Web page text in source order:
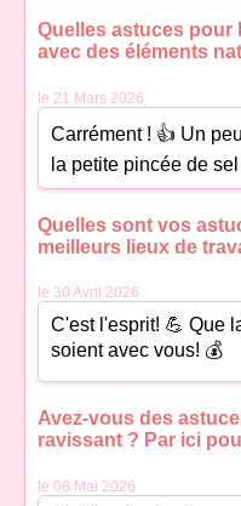
Quelles astuces pour
avec des éléments
le 21 Mars 2026
Carrément ! 👍 Un
la petite pincée de
Quelles sont vos
meilleurs lieux de
le 30 Avril 2026
C'est l'esprit! 💪 Que
soient avec vous! 💰
Avez-vous des
ravissant ? Par ici
le 08 Mai 2026